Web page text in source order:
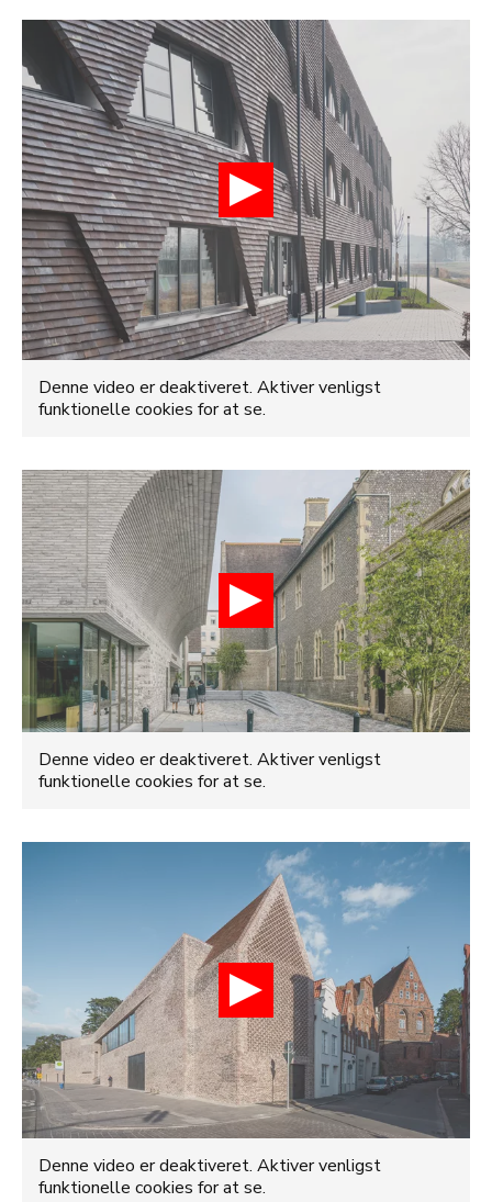
Denne video er deaktiveret. Aktiver venligst
funktionelle cookies for at se.
Denne video er deaktiveret. Aktiver venligst
funktionelle cookies for at se.
Denne video er deaktiveret. Aktiver venligst
funktionelle cookies for at se.